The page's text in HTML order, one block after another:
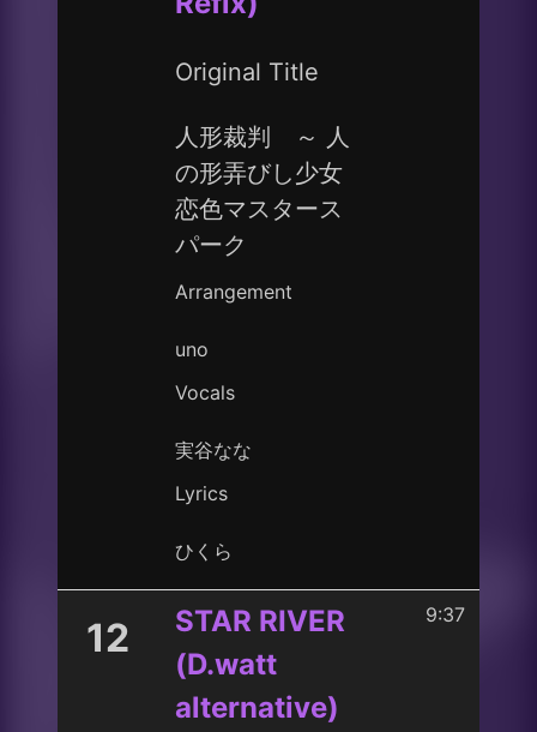
Original Title
人形裁判 ～ 人
の形弄びし少女
恋色マスタース
パーク
Arrangement
uno
Vocals
実谷なな
Lyrics
ひくら
12
STAR RIVER
(D.watt
alternative)
9:37